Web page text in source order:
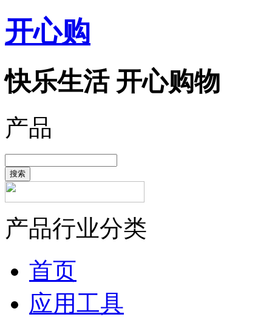
开心购
快乐生活 开心购物
产品
搜索
产品行业分类
首页
应用工具